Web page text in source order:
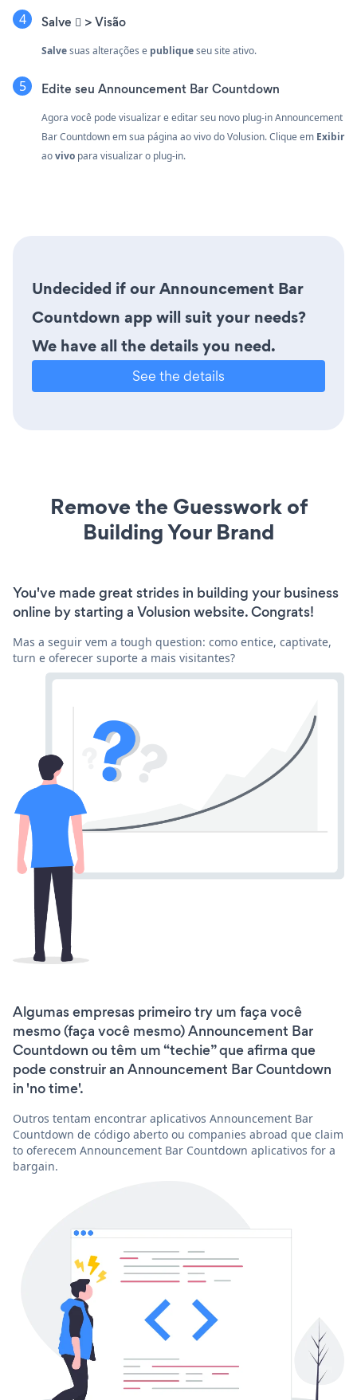
Salve  > Visão
Salvesuas alterações e publiqueseu site ativo.
Edite seu Announcement Bar Countdown
Agora você pode visualizar e editar seu novo plug-in Announcement
Bar Countdown em sua página ao vivo do Volusion. Clique em Exibir
aovivo para visualizar o plug-in.
Undecided if our Announcement Bar
Countdown app will suit your needs?
We have all the details you need.
See the details
Remove the Guesswork of
Building Your Brand
You've made great strides in building your business
online by starting a Volusion website. Congrats!
Mas a seguir vem a tough question: como entice, captivate,
turn e oferecer suporte a mais visitantes?
Algumas empresas primeiro try um faça você
mesmo (faça você mesmo) Announcement Bar
Countdown ou têm um “techie” que afirma que
pode construir an Announcement Bar Countdown
in 'no time'.
Outros tentam encontrar aplicativos Announcement Bar
Countdown de código aberto ou companies abroad que claim
to oferecem Announcement Bar Countdown aplicativos for a
bargain.